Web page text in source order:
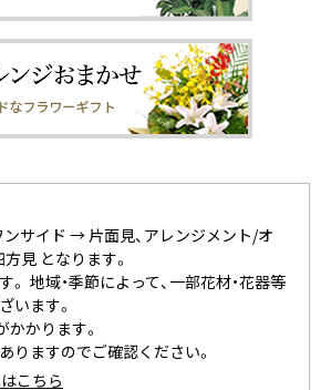
サイド → 片面見、アレンジメント/オ
見 となります。
地域・季節によって、一部花材・花器等
います。
かります。
りますのでご確認ください。
こちら